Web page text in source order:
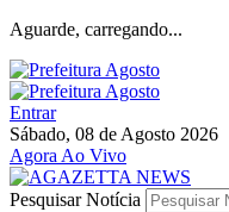
Aguarde, carregando...
Entrar
Sábado, 08 de Agosto 2026
Agora Ao Vivo
Pesquisar Notícia